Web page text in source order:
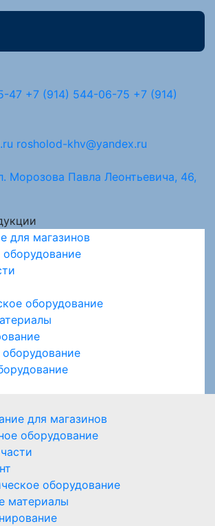
47 +7 (914) 544-06-75 +7 (914)
rosholod-khv@yandex.ru
Морозова Павла Леонтьевича, 46,
для магазинов
оборудование
для магазинов
оборудование
оборудование
материалы